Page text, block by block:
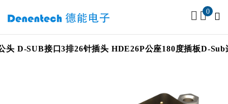
0
接口3排26针插头 HDE26P公座180度插板D-Sub连接器